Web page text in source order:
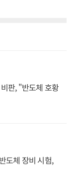
판, "반도체 호황
도체 장비 시험,